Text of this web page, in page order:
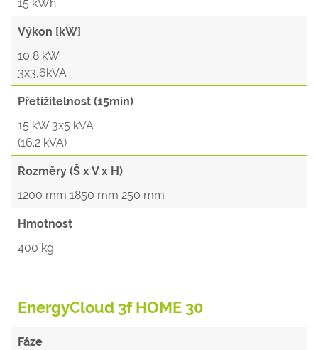
15 kWh
Výkon [kW]
10,8 kW
3x3,6kVA
Přetížitelnost (15min)
15 kW 3x5 kVA
(16.2 kVA)
Rozměry (Š x V x H)
1200 mm 1850 mm 250 mm
Hmotnost
400 kg
EnergyCloud 3f HOME 30
Fáze